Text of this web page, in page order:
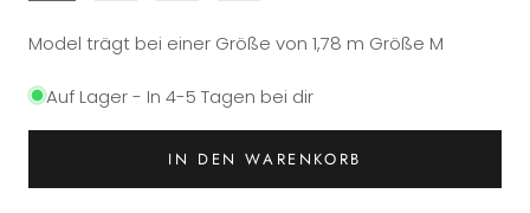
Model trägt bei einer Größe von 1,78 m Größe M
Auf Lager - In 4-5 Tagen bei dir
IN DEN WARENKORB